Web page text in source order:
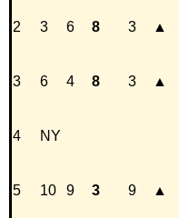
2 3 6 8 3 ▲
3 6 4 8 3 ▲
4 NY
5 10 9 3 9 ▲